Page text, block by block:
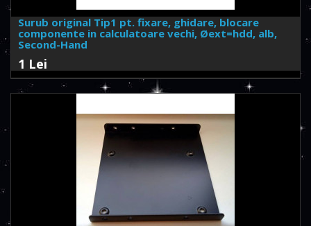
Surub original Tip1 pt. fixare, ghidare, blocare
componente in calculatoare vechi, Øext=hdd, alb,
Second-Hand
1 Lei